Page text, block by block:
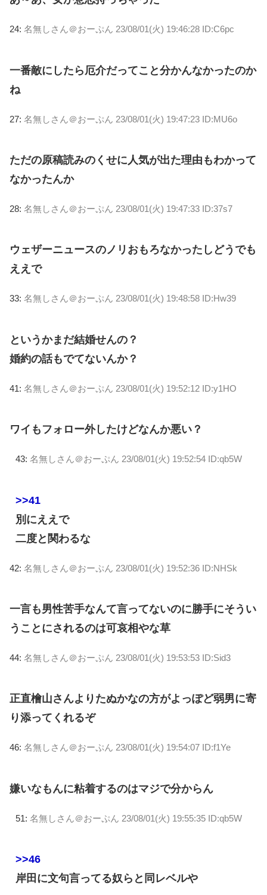
24: 名無しさん＠おーぷん 23/08/01(火) 19:46:28 ID:C6pc
一番敵にしたら厄介だってこと分かんなかったのか
ね
27: 名無しさん＠おーぷん 23/08/01(火) 19:47:23 ID:MU6o
ただの原稿読みのくせに人気が出た理由もわかって
なかったんか
28: 名無しさん＠おーぷん 23/08/01(火) 19:47:33 ID:37s7
ウェザーニュースのノリおもろなかったしどうでも
ええで
33: 名無しさん＠おーぷん 23/08/01(火) 19:48:58 ID:Hw39
というかまだ結婚せんの？
婚約の話もでてないんか？
41: 名無しさん＠おーぷん 23/08/01(火) 19:52:12 ID:y1HO
ワイもフォロー外したけどなんか悪い？
43: 名無しさん＠おーぷん 23/08/01(火) 19:52:54 ID:qb5W
>>41
別にええで
二度と関わるな
42: 名無しさん＠おーぷん 23/08/01(火) 19:52:36 ID:NHSk
一言も男性苦手なんて言ってないのに勝手にそうい
うことにされるのは可哀相やな草
44: 名無しさん＠おーぷん 23/08/01(火) 19:53:53 ID:Sid3
正直檜山さんよりたぬかなの方がよっぽど弱男に寄
り添ってくれるぞ
46: 名無しさん＠おーぷん 23/08/01(火) 19:54:07 ID:f1Ye
嫌いなもんに粘着するのはマジで分からん
51: 名無しさん＠おーぷん 23/08/01(火) 19:55:35 ID:qb5W
>>46
岸田に文句言ってる奴らと同レベルや